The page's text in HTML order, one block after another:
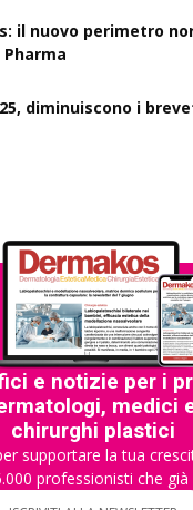
il nuovo perimetro
diminuiscono i
e notizie per i
medici
chirurghi plastici
supportare la tua
professionisti che